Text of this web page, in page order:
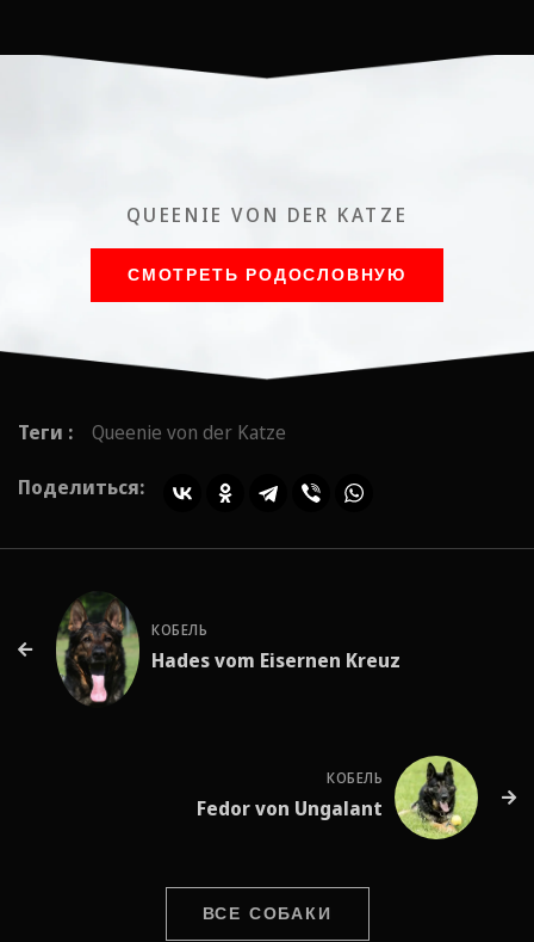
QUEENIE VON DER KATZE
СМОТРЕТЬ РОДОСЛОВНУЮ
Теги : Queenie von der Katze
Поделиться:
КОБЕЛЬ
Hades vom Eisernen Kreuz
КОБЕЛЬ
Fedor von Ungalant
ВСЕ СОБАКИ